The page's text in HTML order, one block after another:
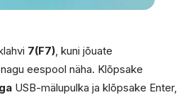
7(F7) , kuni jõuate
eespool näha. Klõpsake
USB-mälupulka ja klõpsake Enter,